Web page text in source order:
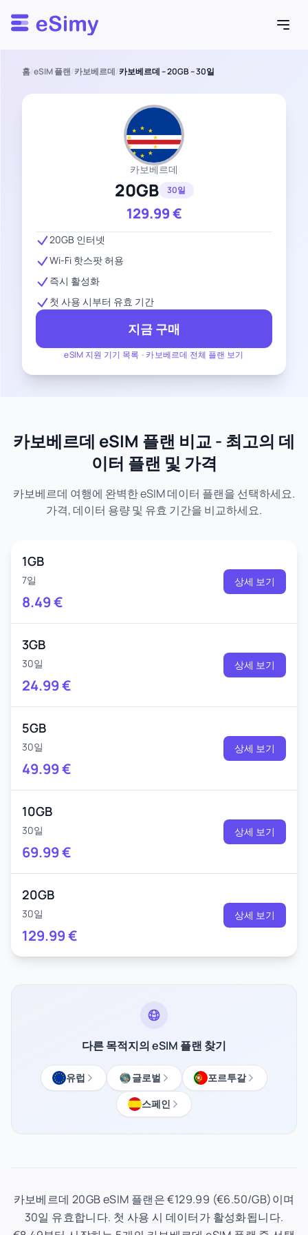
Esimy
홈/eSIM 플랜/카보베르데/카보베르데 – 20GB – 30일
카보베르데
20GB 30일
129.99€
eSIM 지원 기기 목록 - 카보베르데 전체 플랜 보기
20GB 인터넷
Wi-Fi 핫스팟 허용
즉시 활성화
첫 사용 시부터 유효 기간
지금 구매
카보베르데 eSIM 플랜 비교 - 최고의 데
이터 플랜 및 가격
카보베르데 여행에 완벽한 eSIM 데이터 플랜을 선택하세요.
가격, 데이터 용량 및 유효 기간을 비교하세요.
1GB
7일
8.49€
상세 보기
3GB
30일
24.99€
상세 보기
5GB
30일
49.99€
상세 보기
10GB
30일
69.99€
상세 보기
20GB
30일
129.99€
상세 보기
다른 목적지의 eSIM 플랜 찾기
유럽 글로벌
포르투갈
스페인
카보베르데 20GB eSIM 플랜은 €129.99 (€6.50/GB)이며
30일 유효합니다. 첫 사용 시 데이터가 활성화됩니다.